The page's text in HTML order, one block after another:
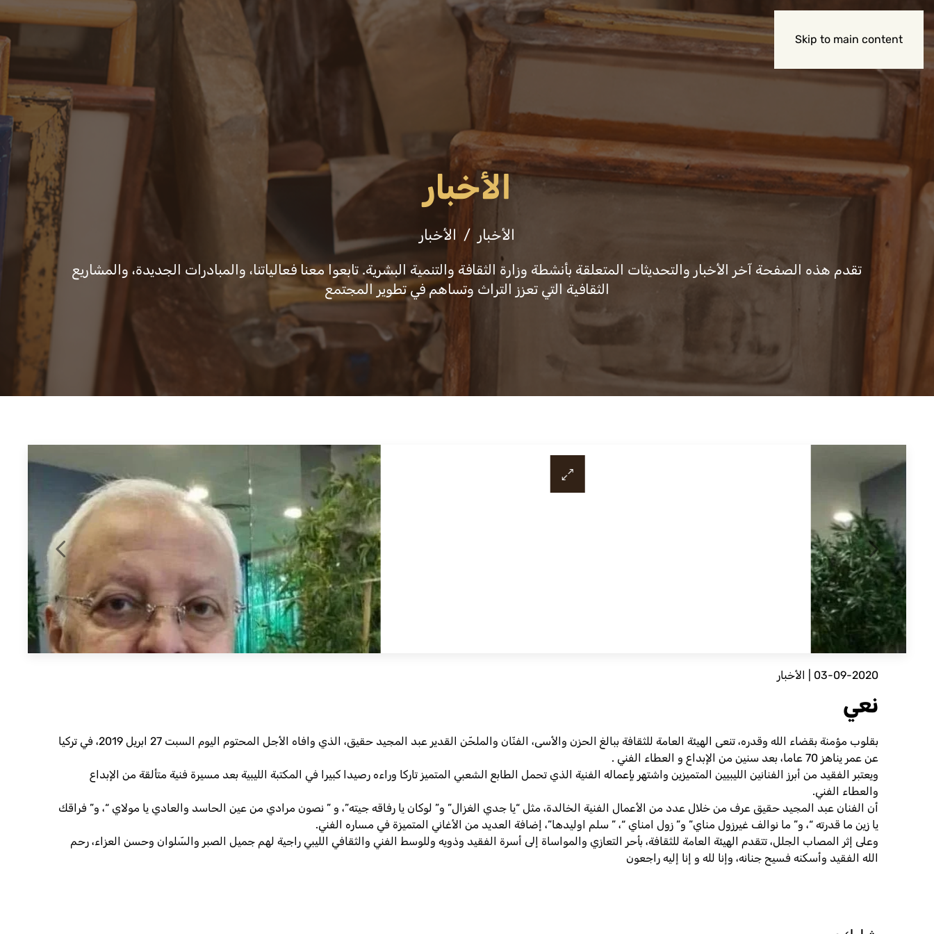
Skip to main content عن الوزارة التشريعات والقرارات
الأخبار
الأخبار الأخبار
تقدم هذه الصفحة آخر الأخبار والتحديثات المتعلقة بأنشطة وزارة الثقافة والتنمية البشرية. تابعوا معنا فعالياتنا، والمبادرات الجديدة، والمشاريع
الثقافية التي تعزز التراث وتساهم في تطوير المجتمع
03-09-2020 الأخبار
نعي
بقلوب مؤمنة بقضاء الله وقدره، تنعى الهيئة العامة للثقافة ببالغ الحزن والأسى، الفنّان والملحّن القدير عبد المجيد حقيق، الذي وافاه الأجل المحتوم اليوم السبت 27 ابريل 2019، في تركيا
عن عمر يناهز 70 عاما، بعد سنين من الإبداع و العطاء الفني .
ويعتبر الفقيد من أبرز الفنانين الليبيين المتميزين واشتهر بإعماله الفنية الذي تحمل الطابع الشعبي المتميز تاركا وراءه رصيدا كبيرا في المكتبة الليبية بعد مسيرة فنية متألقة من الإبداع
والعطاء الفني.
أن الفنان عبد المجيد حقيق عرف من خلال عدد من الأعمال الفنية الخالدة، مثل “يا جدي الغزال” و” لوكان يا رفاقه جيته”، و ” نصون مرادي من عين الحاسد والعادي يا مولاي “، و” فراقك
يا زين ما قدرته “، و” ما نوالف غيرزول مناي” و” زول امناي “، ” سلم اوليدها”، إضافة العديد من الأغاني المتميزة في مساره الفني.
وعلى إثر المصاب الجلل، تتقدم الهيئة العامة للثقافة، بأحر التعازي والمواساة إلى أسرة الفقيد وذويه وللوسط الفني والثقافي الليبي راجية لهم جميل الصبر والسّلوان وحسن العزاء، رحم
الله الفقيد وأسكنه فسيح جنانه، وإنا لله و إنا إليه راجعون